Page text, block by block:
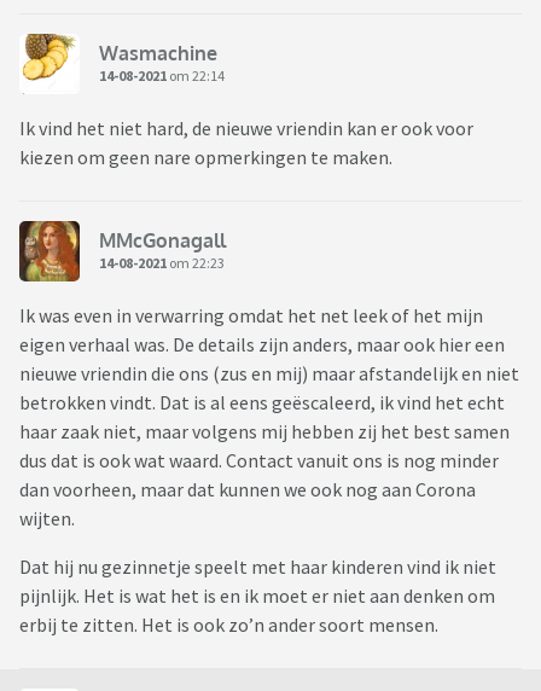
Wasmachine
14-08-2021 om 22:14
Ik vind het niet hard, de nieuwe vriendin kan er ook voor
kiezen om geen nare opmerkingen te maken.
MMcGonagall
14-08-2021 om 22:23
Ik was even in verwarring omdat het net leek of het mijn
eigen verhaal was. De details zijn anders, maar ook hier een
nieuwe vriendin die ons (zus en mij) maar afstandelijk en niet
betrokken vindt. Dat is al eens geëscaleerd, ik vind het echt
haar zaak niet, maar volgens mij hebben zij het best samen
dus dat is ook wat waard. Contact vanuit ons is nog minder
dan voorheen, maar dat kunnen we ook nog aan Corona
wijten.
Dat hij nu gezinnetje speelt met haar kinderen vind ik niet
pijnlijk. Het is wat het is en ik moet er niet aan denken om
erbij te zitten. Het is ook zo’n ander soort mensen.